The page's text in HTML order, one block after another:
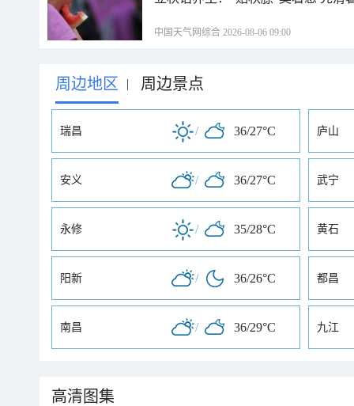
中国天气网综合 2026-08-06 09:00
周边地区 | 周边景点
瑞昌 / 36/27°C 庐山
安义 / 36/27°C 武宁
永修 / 35/28°C 黄石
阳新 / 36/26°C 都昌
南昌 / 36/29°C 九江
高清图集